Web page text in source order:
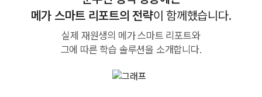
메가 스마트 리포트의 전략이 함께했습니다.
실제 재원생의 메가 스마트 리포트와
그에 따른 학습 솔루션을 소개합니다.